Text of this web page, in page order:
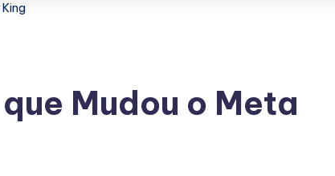
Mudou o Meta